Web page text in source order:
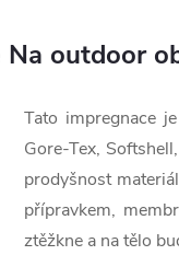
Na outdoor
Tato impregnace
Gore-Tex,
prodyšnost
přípravkem,
ztěžkne a na tělo